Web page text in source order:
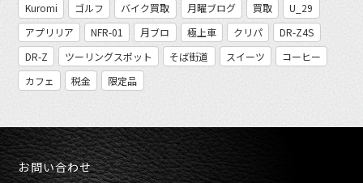
Kuromi
ゴルフ バイク買取 月曜ブログ 買取
U_29
アプリリア
NFR-01 月ブロ 極上車 クリパ
DR-Z4S
DR-Z
ツーリングスポット そば街道 スイーツ
コーヒー
カフェ
税金 限定品
お問い合わせ